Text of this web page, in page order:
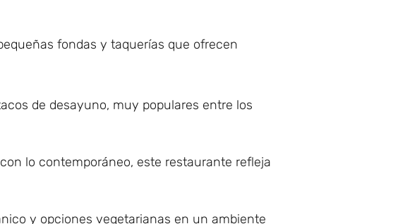
fondas y taquerías que ofrecen
de desayuno, muy populares entre los
lo contemporáneo, este restaurante refleja
y opciones vegetarianas en un ambiente